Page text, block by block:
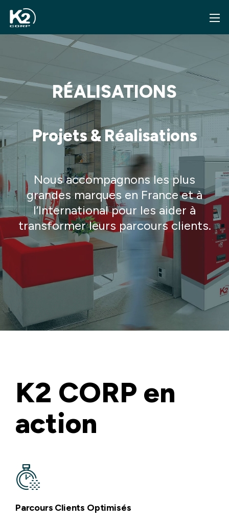
RÉALISATIONS
Projets & Réalisations
Nous accompagnons les plus
grandes marques en Franceet à
l’International pour les aider à
transformer leurs parcours clients.
K2 CORP en
action
Parcours Clients Optimisés